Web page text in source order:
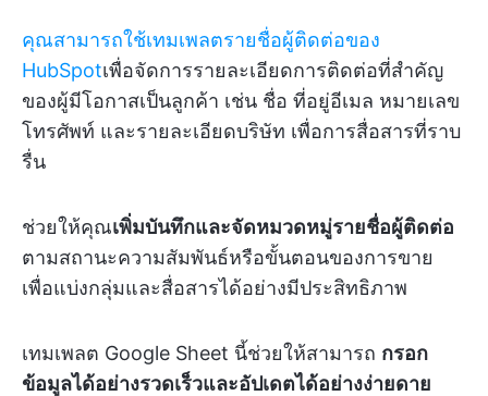
คุณสามารถใช้เทมเพลตรายชื่อผู้ติดต่อของ
HubSpotเพื่อจัดการรายละเอียดการติดต่อที่สำคัญ
ของผู้มีโอกาสเป็นลูกค้า เช่น ชื่อ ที่อยู่อีเมล หมายเลข
โทรศัพท์ และรายละเอียดบริษัท เพื่อการสื่อสารที่ราบ
รื่น
ช่วยให้คุณเพิ่มบันทึกและจัดหมวดหมู่รายชื่อผู้ติดต่อ
ตามสถานะความสัมพันธ์หรือขั้นตอนของการขาย
เพื่อแบ่งกลุ่มและสื่อสารได้อย่างมีประสิทธิภาพ
เทมเพลต Google Sheet นี้ช่วยให้สามารถ กรอก
ข้อมูลได้อย่างรวดเร็วและอัปเดตได้อย่างง่ายดาย